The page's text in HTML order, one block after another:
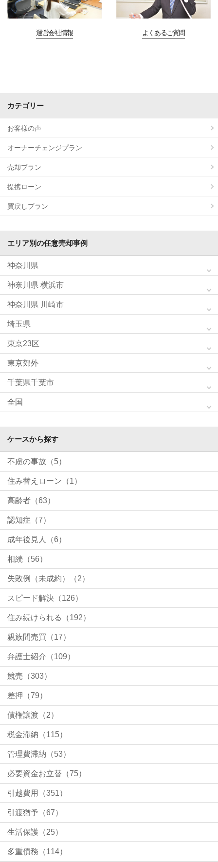
運営会社情報 よくあるご質問
カテゴリー
お客様の声
オーナーチェンジプラン
売却プラン
提携ローン
買戻しプラン
エリア別の任意売却事例
神奈川県
神奈川県 横浜市
神奈川県 川崎市
埼玉県
東京23区
東京郊外
千葉県千葉市
全国
ケースから探す
不慮の事故（5）
住み替えローン（1）
高齢者（63）
認知症（7）
成年後見人（6）
相続（56）
失敗例（未成約）（2）
スピード解決（126）
住み続けられる（192）
親族間売買（17）
弁護士紹介（109）
競売（303）
差押（79）
債権譲渡（2）
税金滞納（115）
管理費滞納（53）
必要資金お立替（75）
引越費用（351）
引渡猶予（67）
生活保護（25）
多重債務（114）